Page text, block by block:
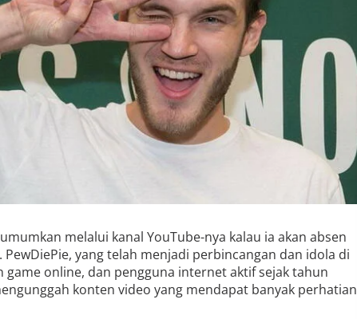
melalui kanal YouTube-nya kalau ia akan absen
yang telah menjadi perbincangan dan idola di
game online, dan pengguna internet aktif sejak tahun
konten video yang mendapat banyak perhatian